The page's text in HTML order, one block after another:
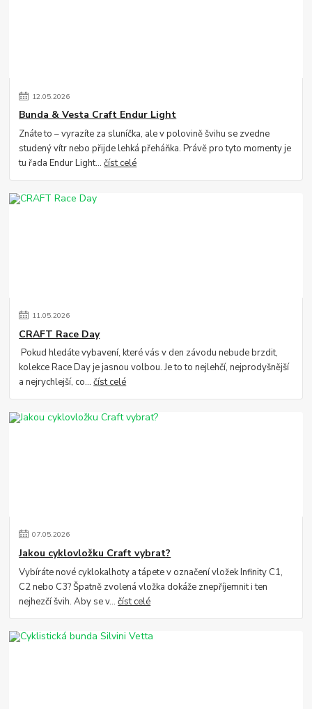
12.05.2026
Bunda & Vesta Craft Endur Light
Znáte to – vyrazíte za sluníčka, ale v polovině švihu se zvedne
studený vítr nebo přijde lehká přeháňka. Právě pro tyto momenty je
tu řada Endur Light...číst celé
11.05.2026
CRAFT Race Day
Pokud hledáte vybavení, které vás v den závodu nebude brzdit,
kolekce Race Day je jasnou volbou. Je to to nejlehčí, nejprodyšnější
a nejrychlejší, co...číst celé
07.05.2026
Jakou cyklovložku Craft vybrat?
Vybíráte nové cyklokalhoty a tápete v označení vložek Infinity C1,
C2 nebo C3? Špatně zvolená vložka dokáže znepříjemnit i ten
nejhezčí švih. Aby se v...číst celé